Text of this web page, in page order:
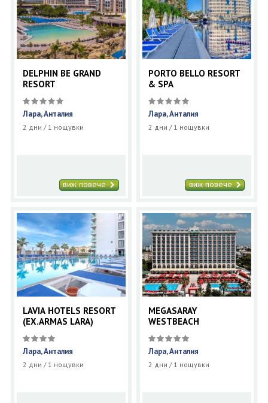
DELPHIN BE GRAND
RESORT
Лара, Анталия
2 дни / 1 нощувки
виж повече
PORTO BELLO RESORT
& SPA
Лара, Анталия
2 дни / 1 нощувки
виж повече
LAVIA HOTELS RESORT
(EX.ARMAS LARA)
Лара, Анталия
2 дни / 1 нощувки
MEGASARAY
WESTBEACH
Лара, Анталия
2 дни / 1 нощувки